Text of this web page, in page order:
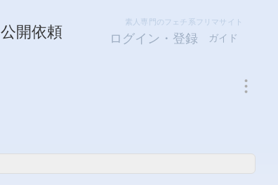
公開依頼
素人専門のフェチ系フリマサイト
ログイン・登録 ガイド